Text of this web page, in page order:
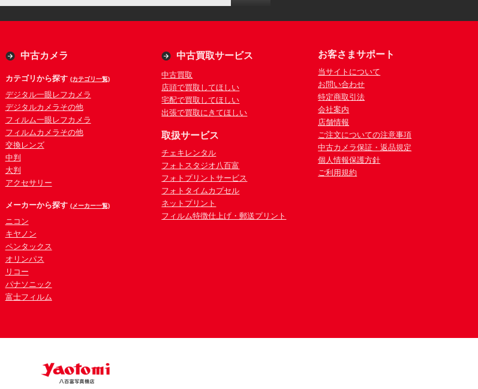
中古カメラ
カテゴリから探す (カテゴリ一覧)
デジタル一眼レフカメラ
デジタルカメラその他
フィルム一眼レフカメラ
フィルムカメラその他
交換レンズ
中判
大判
アクセサリー
メーカーから探す (メーカー一覧)
ニコン
キヤノン
ペンタックス
オリンパス
リコー
パナソニック
富士フィルム
中古買取サービス
中古買取
店頭で買取してほしい
宅配で買取してほしい
出張で買取にきてほしい
取扱サービス
チェキレンタル
フォトスタジオ八百富
フォトプリントサービス
フォトタイムカプセル
ネットプリント
フィルム特徴仕上げ・郵送プリント
お客さまサポート
当サイトについて
お問い合わせ
特定商取引法
会社案内
店舗情報
ご注文についての注意事項
中古カメラ保証・返品規定
個人情報保護方針
ご利用規約